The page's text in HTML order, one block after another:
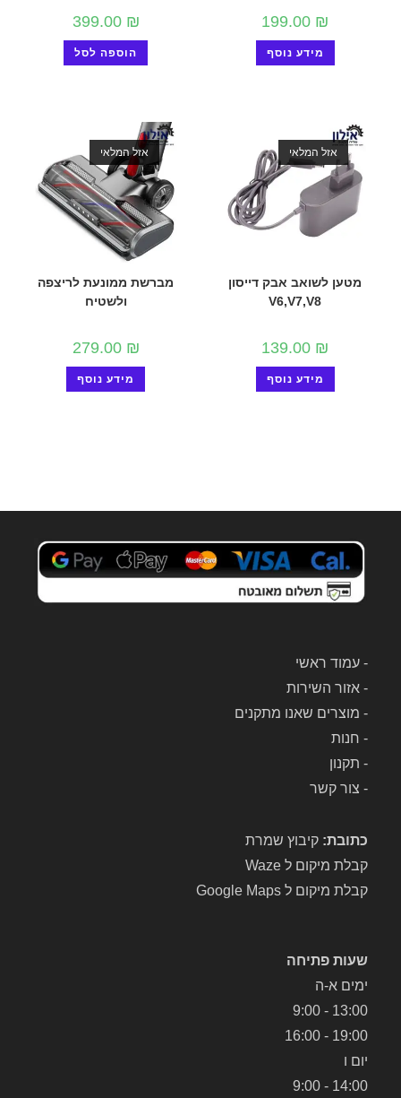
199.00 ₪
מידע נוסף
399.00 ₪
הוספה לסל
אזל המלאי
מטען לשואב אבק דייסון
V6,V7,V8
139.00 ₪
מידע נוסף
אזל המלאי
מברשת ממונעת לריצפה
ולשטיח
279.00 ₪
מידע נוסף
-עמוד ראשי
-אזור השירות
- מוצרים שאנו מתקנים
- חנות
- תקנון
- צור קשר
כתובת: קיבוץ שמרת
קבלת מיקום ל Waze
קבלת מיקום ל Google Maps
שעות פתיחה
ימים א-ה
13:00 - 9:00
19:00 - 16:00
יום ו
14:00 - 9:00